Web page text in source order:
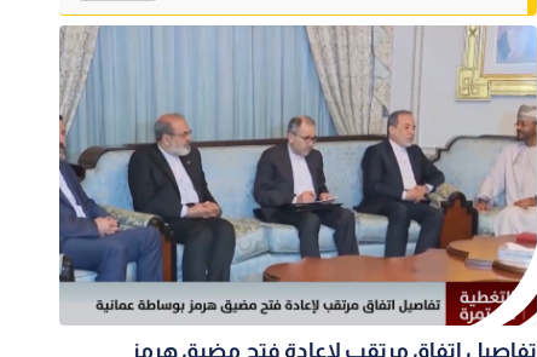
تفاصيل اتفاق مرتقب لإعادة فتح مضيق هرمز